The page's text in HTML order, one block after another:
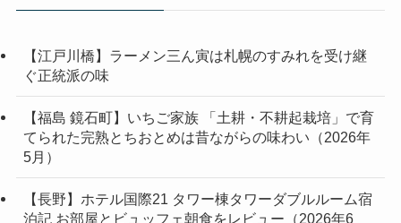
【江戸川橋】ラーメン三ん寅は札幌のすみれを受け継
ぐ正統派の味
【福島 鏡石町】いちご家族 「土耕・不耕起栽培」で育
てられた完熟とちおとめは昔ながらの味わい（2026年
5月）
【長野】ホテル国際21 タワー棟タワーダブルルーム宿
泊記 お部屋とビュッフェ朝食をレビュー（2026年6